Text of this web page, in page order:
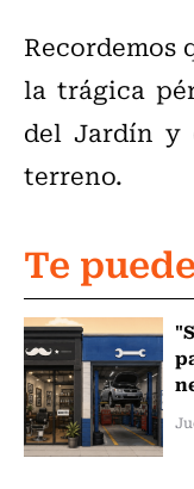
Recordemos
la trágica
del Jardín y
terreno.
Te